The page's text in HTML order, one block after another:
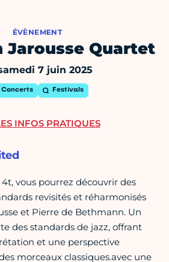
ÉVÈNEMENT
Jarousse Quartet
7 juin 2025
Concerts Festivals
vous pourrez découvrir des
revisités et réharmonisés
et Pierre de Bethmann. Un
des standards de jazz, offrant
et une perspective
morceaux classiques.avec une
INFOS PRATIQUES